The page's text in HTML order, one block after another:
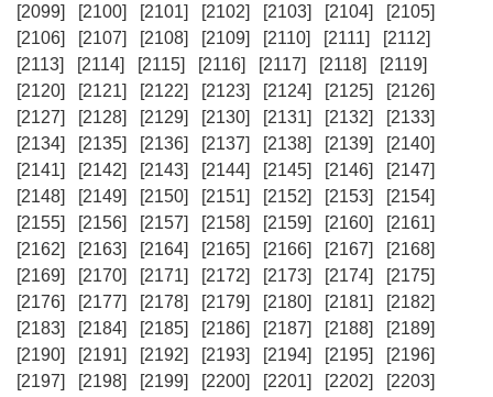
[2099]
[2100] [2101] [2102] [2103] [2104]
[2105]
[2106]
[2107] [2108] [2109] [2110] [2111]
[2112]
[2113]
[2114] [2115] [2116] [2117] [2118]
[2119]
[2120]
[2121] [2122] [2123] [2124] [2125]
[2126]
[2127]
[2128] [2129] [2130] [2131] [2132]
[2133]
[2134]
[2135] [2136] [2137] [2138] [2139]
[2140]
[2141]
[2142] [2143] [2144] [2145] [2146]
[2147]
[2148]
[2149] [2150] [2151] [2152] [2153]
[2154]
[2155]
[2156] [2157] [2158] [2159] [2160]
[2161]
[2162]
[2163] [2164] [2165] [2166] [2167]
[2168]
[2169]
[2170] [2171] [2172] [2173] [2174]
[2175]
[2176]
[2177] [2178] [2179] [2180] [2181]
[2182]
[2183]
[2184] [2185] [2186] [2187] [2188]
[2189]
[2190]
[2191] [2192] [2193] [2194] [2195]
[2196]
[2197]
[2198] [2199] [2200] [2201] [2202]
[2203]